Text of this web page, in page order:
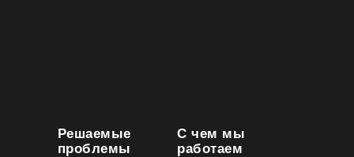
Решаемые
проблемы
С чем мы
работаем